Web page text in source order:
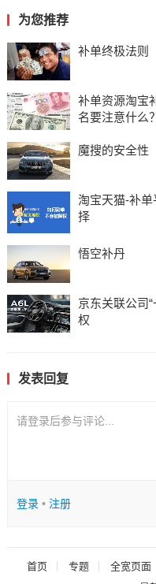
为您推荐
补单终极法则
补单资源淘宝
名要注意什么？
魔搜的安全性
淘宝天猫-补
择
悟空补丹
京东关联公司
权
发表回复
请登录后参与评论...
登录• 注册
首页 专题 全宽页面